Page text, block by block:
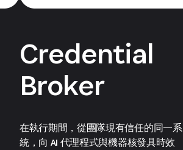
Credential
Broker
在執行期間，從團隊現有信任的同一系
統，向 AI 代理程式與機器核發具時效